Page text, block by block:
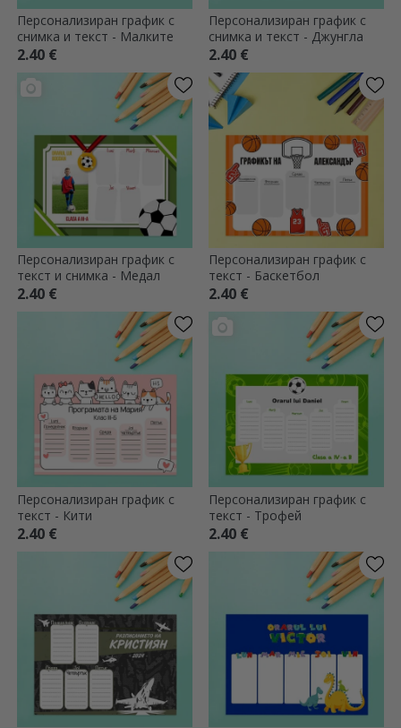
Персонализиран график с
снимка и текст - Малките
2.40 €
Персонализиран график с
снимка и текст - Джунгла
2.40 €
Персонализиран график с
текст и снимка - Медал
2.40 €
Персонализиран график с
текст - Баскетбол
2.40 €
Персонализиран график с
текст - Кити
2.40 €
Персонализиран график с
текст - Трофей
2.40 €